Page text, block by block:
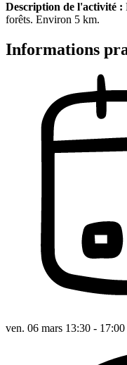
Description de l'activité :
forêts. Environ 5 km.
Informations
ven. 06 mars 13:30 - 17:00